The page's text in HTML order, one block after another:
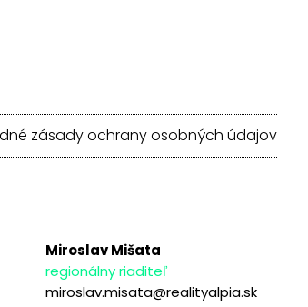
zásady ochrany osobných údajov
Miroslav Mišata
regionálny riaditeľ
miroslav.misata@realityalpia.sk